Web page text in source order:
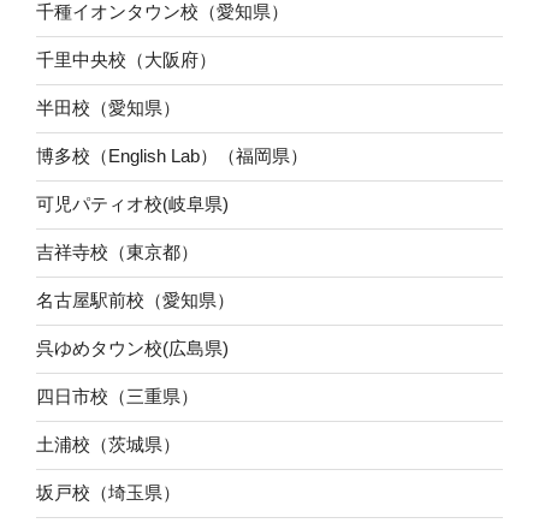
千種イオンタウン校（愛知県）
千里中央校（大阪府）
半田校（愛知県）
博多校（English Lab）（福岡県）
可児パティオ校(岐阜県)
吉祥寺校（東京都）
名古屋駅前校（愛知県）
呉ゆめタウン校(広島県)
四日市校（三重県）
土浦校（茨城県）
坂戸校（埼玉県）